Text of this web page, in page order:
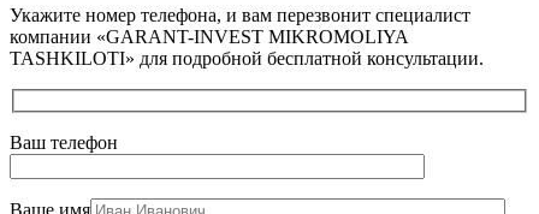
Укажите номер телефона, и вам перезвонит специалист
компании «GARANT-INVEST MIKROMOLIYA
TASHKILOTI» для подробной бесплатной консультации.
Ваш телефон
Ваше имя